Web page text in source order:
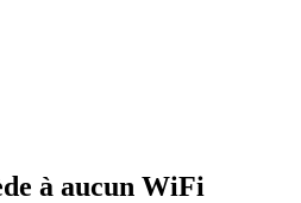
à aucun WiFi